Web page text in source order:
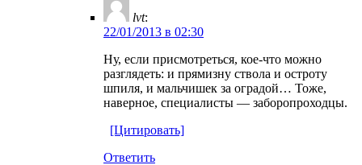
lvt:
22/01/2013 в 02:30
Ну, если присмотреться, кое-что можно
разглядеть: и прямизну ствола и остроту
шпиля, и мальчишек за оградой… Тоже,
наверное, специалисты — заборопроходцы.
[Цитировать]
Ответить